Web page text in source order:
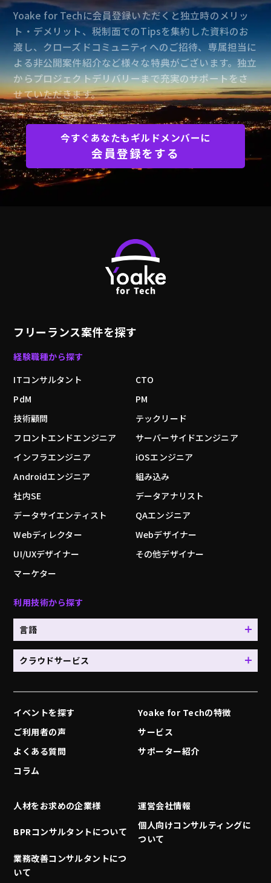
Yoake for Techに会員登録いただくと独立時のメリッ
ト・デメリット、税制面でのTipsを集約した資料のお
渡し、クローズドコミュニティへのご招待、専属担当に
よる非公開案件紹介など様々な特典がございます。独立
からプロジェクトデリバリーまで充実のサポートをさ
せていただきます。
今すぐあなたもギルドメンバーに
会員登録をする
フリーランス案件を探す
経験職種から探す
ITコンサルタント
CTO
PdM
PM
技術顧問
テックリード
フロントエンドエンジニア
サーバーサイドエンジニア
インフラエンジニア
iOSエンジニア
Androidエンジニア
組み込み
社内SE
データアナリスト
データサイエンティスト
QAエンジニア
Webディレクター
Webデザイナー
UI/UXデザイナー
その他デザイナー
マーケター
利用技術から探す
言語
クラウドサービス
イベントを探す
Yoake for Techの特徴
ご利用者の声
サービス
よくある質問
サポーター紹介
コラム
人材をお求めの企業様 運営会社情報
BPRコンサルタントについて
個人向けコンサルティングに
ついて
業務改善コンサルタントにつ
いて